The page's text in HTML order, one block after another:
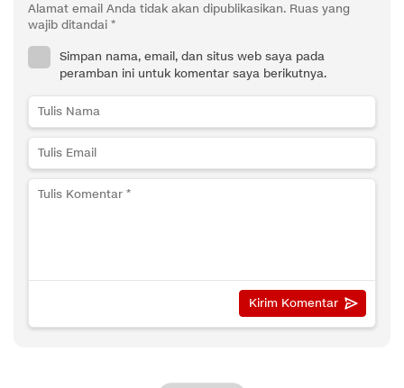
Alamat email Anda tidak akan dipublikasikan. Ruas yang
wajib ditandai *
Simpan nama, email, dan situs web saya pada
peramban ini untuk komentar saya berikutnya.